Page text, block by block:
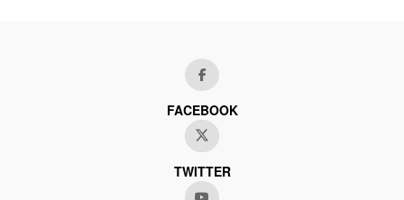
FACEBOOK
TWITTER